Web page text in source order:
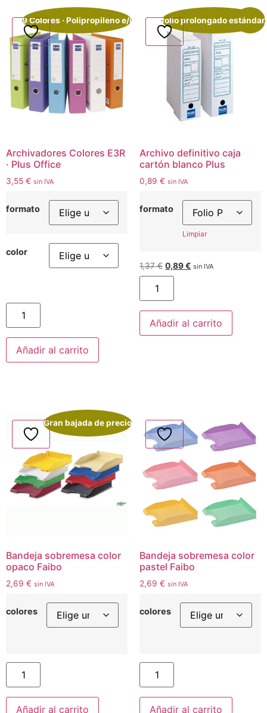
9 Colores · Polipropileno e/i
Archivadores Colores E3R
· Plus Office
3,55 € sin IVA
formato
color
Añadir al carrito
¡Oferta!
folio prolongado estándar
Archivo definitivo caja
cartón blanco Plus
0,89 € sin IVA
formato
Limpiar
1,37€ 0,89€ sin IVA
Añadir al carrito
Gran bajada de precio
Bandeja sobremesa color
opaco Faibo
2,69 € sin IVA
colores
Añadir al carrito
Bandeja sobremesa color
pastel Faibo
2,69 € sin IVA
colores
Añadir al carrito